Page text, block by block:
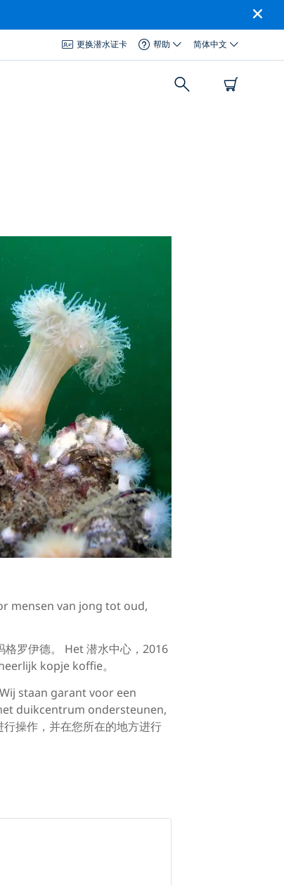
更换潜水证卡 帮助 简体中文
mensen van jong tot oud,
格罗伊德。 Het 潜水中心，2016
kopje koffie。
staan garant voor een
duikcentrum ondersteunen,
操作，并在您所在的地方进行